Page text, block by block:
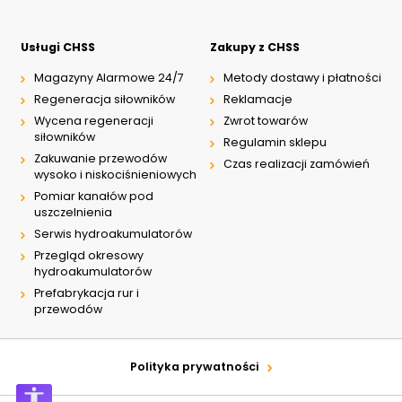
Projekty:
+48 732 527 128
info@powerhydraulics.eu
www.powerhydraulics.eu
Engineering for motion
Usługi CHSS
Magazyny Alarmowe 24/7
Regeneracja siłowników
Wycena regeneracji
siłowników
Zakuwanie przewodów
wysoko i niskociśnieniowych
Pomiar kanałów pod
uszczelnienia
Serwis hydroakumulatorów
Przegląd okresowy
hydroakumulatorów
Prefabrykacja rur i
przewodów
Zakupy z CHSS
Metody dostawy i płatności
Reklamacje
Zwrot towarów
Regulamin sklepu
Czas realizacji zamówień
Polityka prywatności